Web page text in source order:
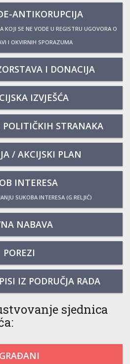
ANTIKORUPCIJA
KOJI SE NE VODE U REGISTRU UGOVORA O
I OKVIRNIH SPORAZUMA
I DONACIJA
IZVJEŠĆA
POLITIČKIH STRANAKA
/ AKCIJSKI PLAN
INTERESA
SUKOBA INTERESA (G.RELJIĆ)
NABAVA
POREZI
IZ PODRUČJA RADA
sjednica
GRAĐANI